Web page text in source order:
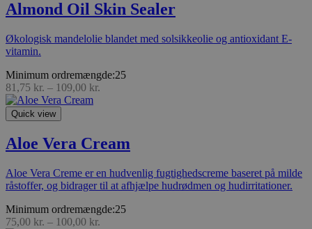
Almond Oil Skin Sealer
Økologisk mandelolie blandet med solsikkeolie og antioxidant E-
vitamin.
Minimum ordremængde:25
81,75 kr. – 109,00 kr.
Quick view
Aloe Vera Cream
Aloe Vera Creme er en hudvenlig fugtighedscreme baseret på milde
råstoffer, og bidrager til at afhjælpe hudrødmen og hudirritationer.
Minimum ordremængde:25
75,00 kr. – 100,00 kr.